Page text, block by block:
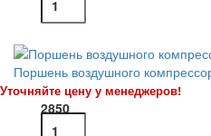
Поршень воздушного
Уточняйте цену у менеджеров!
2850